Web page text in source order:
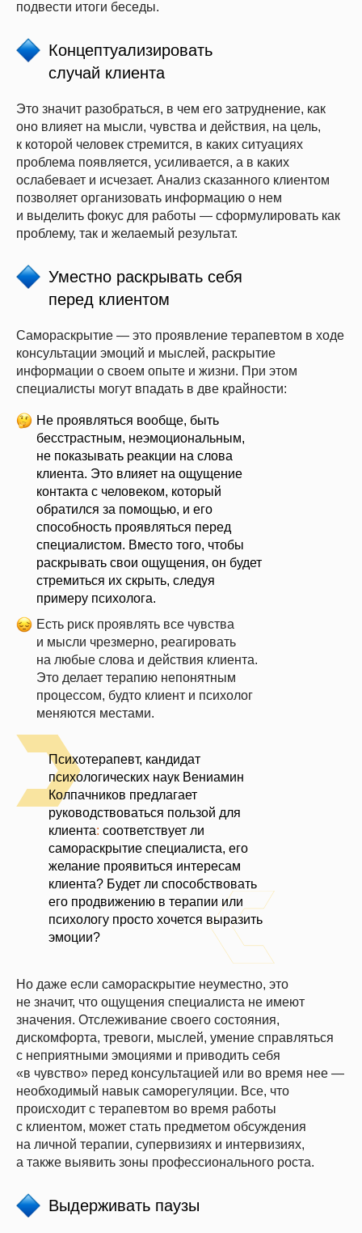
подвести итоги беседы.
Концептуализировать
случай клиента
Это значит разобраться, в чем его затруднение, как
оно влияет на мысли, чувства и действия, на цель,
к которой человек стремится, в каких ситуациях
проблема появляется, усиливается, а в каких
ослабевает и исчезает. Анализ сказанного клиентом
позволяет организовать информацию о нем
и выделить фокус для работы — сформулировать как
проблему, так и желаемый результат.
Уместно раскрывать себя
перед клиентом
Самораскрытие — это проявление терапевтом в ходе
консультации эмоций и мыслей, раскрытие
информации о своем опыте и жизни. При этом
специалисты могут впадать в две крайности:
Не проявляться вообще, быть
бесстрастным, неэмоциональным,
не показывать реакции на слова
клиента. Это влияет на ощущение
контакта с человеком, который
обратился за помощью, и его
способность проявляться перед
специалистом. Вместо того, чтобы
раскрывать свои ощущения, он будет
стремиться их скрыть, следуя
примеру психолога.
Есть риск проявлять все чувства
и мысли чрезмерно, реагировать
на любые слова и действия клиента.
Это делает терапию непонятным
процессом, будто клиент и психолог
меняются местами.
Психотерапевт, кандидат
психологических наук Вениамин
Колпачников предлагает
руководствоваться пользой для
клиента: соответствует ли
самораскрытие специалиста, его
желание проявиться интересам
клиента? Будет ли способствовать
его продвижению в терапии или
психологу просто хочется выразить
эмоции?
Но даже если самораскрытие неуместно, это
не значит, что ощущения специалиста не имеют
значения. Отслеживание своего состояния,
дискомфорта, тревоги, мыслей, умение справляться
с неприятными эмоциями и приводить себя
«в чувство» перед консультацией или во время нее —
необходимый навык саморегуляции. Все, что
происходит с терапевтом во время работы
с клиентом, может стать предметом обсуждения
на личной терапии, супервизиях и интервизиях,
а также выявить зоны профессионального роста.
Выдерживать паузы